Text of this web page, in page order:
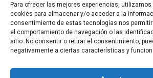
Para ofrecer las mejores experiencias,
cookies para almacenar y/o acceder a la
consentimiento de estas tecnologías nos
el comportamiento de navegación o las
sitio. No consentir o retirar el consentimiento,
negativamente a ciertas características y
Todos los derechos reservados.
Radio
Contacto